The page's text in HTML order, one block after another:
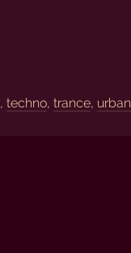
,techno,trance, urban